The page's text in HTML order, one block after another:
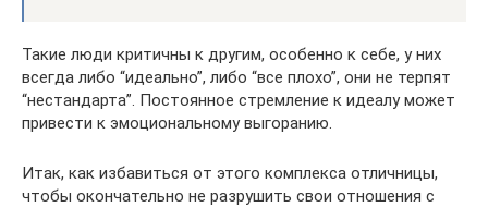
Такие люди критичны к другим, особенно к себе, у них
всегда либо “идеально”, либо “все плохо”, они не терпят
“нестандарта”. Постоянное стремление к идеалу может
привести к эмоциональному выгоранию.
Итак, как избавиться от этого комплекса отличницы,
чтобы окончательно не разрушить свои отношения с